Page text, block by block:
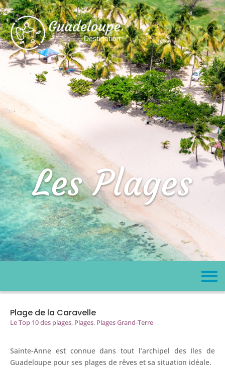
Les Plages
Plage de la Caravelle
Le Top 10 des plages, Plages, Plages Grand-Terre
Sainte-Anne est connue dans tout l’archipel des Iles de
Guadeloupe pour ses plages de rêves et sa situation idéale.